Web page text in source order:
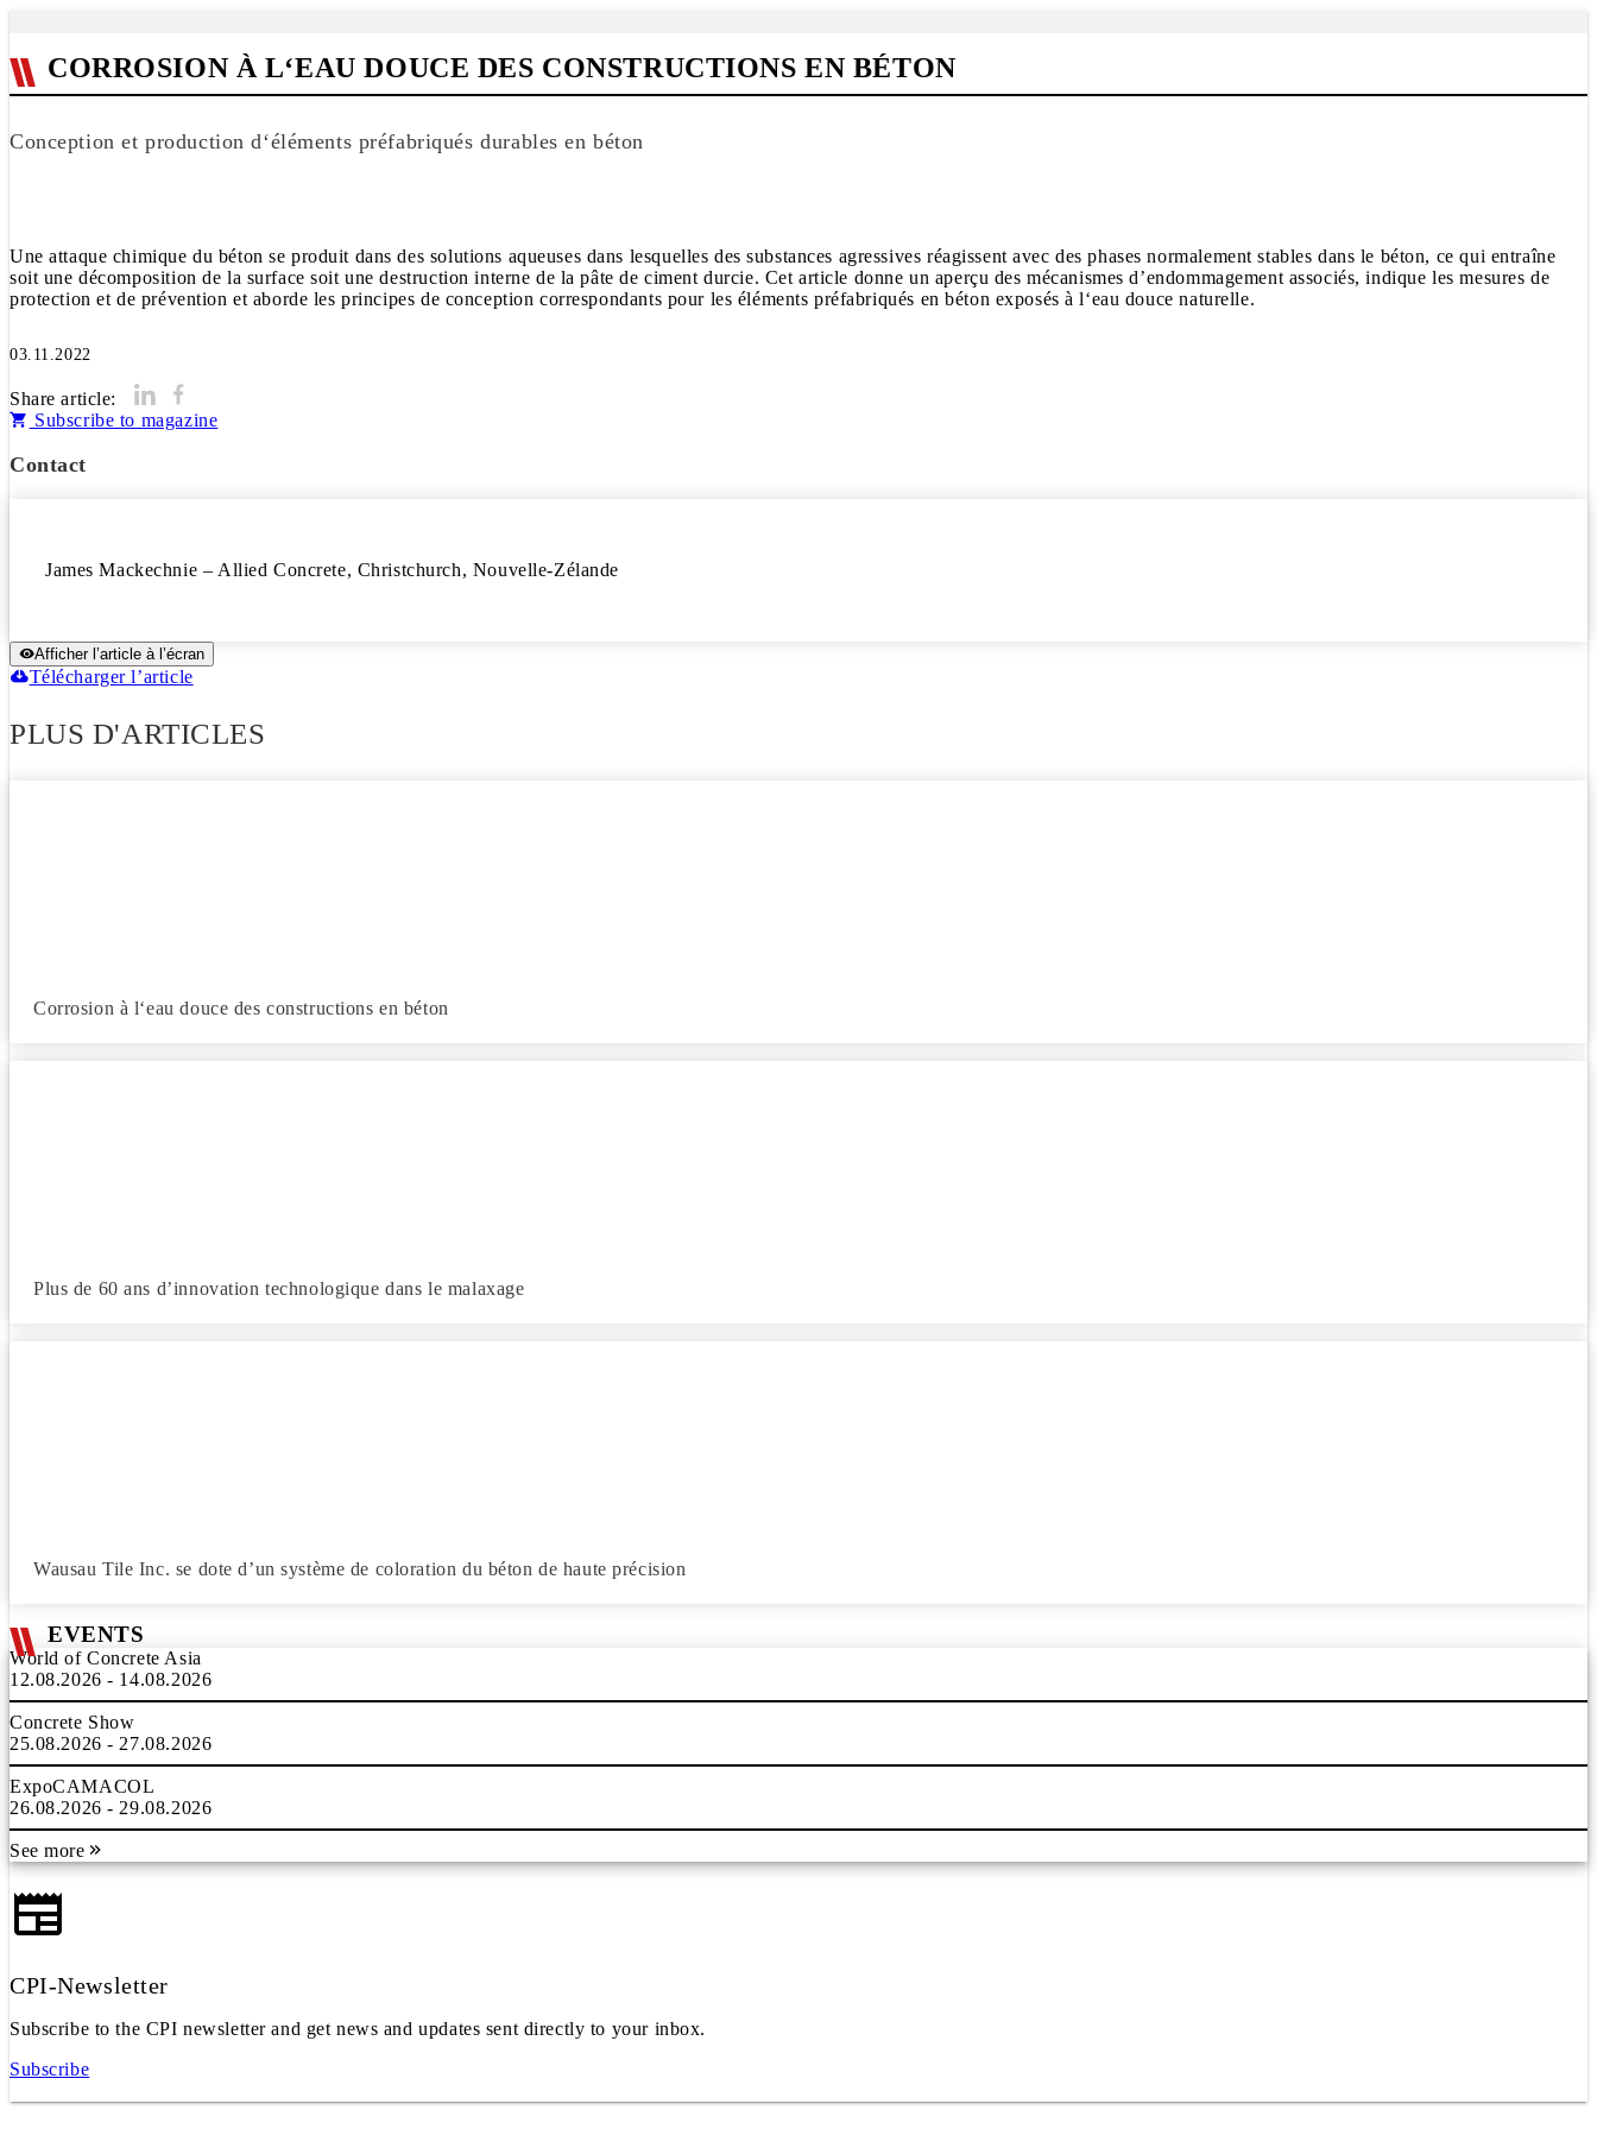
CORROSION À L‘EAU DOUCE DES CONSTRUCTIONS EN BÉTON
Conception et production d‘éléments préfabriqués durables en béton
Une attaque chimique du béton se produit dans des solutions aqueuses dans lesquelles des substances agressives réagissent avec des phases normalement stables dans le béton, ce qui entraîne
soit une décomposition de la surface soit une destruction interne de la pâte de ciment durcie. Cet article donne un aperçu des mécanismes d’endommagement associés, indique les mesures de
protection et de prévention et aborde les principes de conception correspondants pour les éléments préfabriqués en béton exposés à l‘eau douce naturelle.
03.11.2022
Share article:
Subscribe to magazine
Contact
James Mackechnie – Allied Concrete, Christchurch, Nouvelle-Zélande
Afficher l’article à l’écran
Télécharger l’article
PLUS D'ARTICLES
Corrosion à l‘eau douce des constructions en béton
Plus de 60 ans d’innovation technologique dans le malaxage
Wausau Tile Inc. se dote d’un système de coloration du béton de haute précision
EVENTS
World of Concrete Asia
12.08.2026 - 14.08.2026
Concrete Show
25.08.2026 - 27.08.2026
ExpoCAMACOL
26.08.2026 - 29.08.2026
See more
CPI-Newsletter
Subscribe to the CPI newsletter and get news and updates sent directly to your inbox.
Subscribe